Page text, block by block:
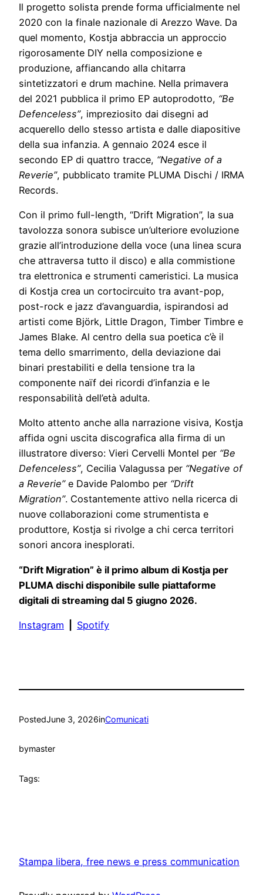
Il progetto solista prende forma ufficialmente nel
2020 con la finale nazionale di Arezzo Wave. Da
quel momento, Kostja abbraccia un approccio
rigorosamente DIY nella composizione e
produzione, affiancando alla chitarra
sintetizzatori e drum machine. Nella primavera
del 2021 pubblica il primo EP autoprodotto, “Be
Defenceless”, impreziosito dai disegni ad
acquerello dello stesso artista e dalle diapositive
della sua infanzia. A gennaio 2024 esce il
secondo EP di quattro tracce, “Negative of a
Reverie”, pubblicato tramite PLUMA Dischi / IRMA
Records.
Con il primo full-length, “Drift Migration”, la sua
tavolozza sonora subisce un’ulteriore evoluzione
grazie all’introduzione della voce (una linea scura
che attraversa tutto il disco) e alla commistione
tra elettronica e strumenti cameristici. La musica
di Kostja crea un cortocircuito tra avant-pop,
post-rock e jazz d’avanguardia, ispirandosi ad
artisti come Björk, Little Dragon, Timber Timbre e
James Blake. Al centro della sua poetica c’è il
tema dello smarrimento, della deviazione dai
binari prestabiliti e della tensione tra la
componente naïf dei ricordi d’infanzia e le
responsabilità dell’età adulta.
Molto attento anche alla narrazione visiva, Kostja
affida ogni uscita discografica alla firma di un
illustratore diverso: Vieri Cervelli Montel per “Be
Defenceless”, Cecilia Valagussa per “Negative of
a Reverie”e Davide Palombo per “Drift
Migration”. Costantemente attivo nella ricerca di
nuove collaborazioni come strumentista e
produttore, Kostja si rivolge a chi cerca territori
sonori ancora inesplorati.
“Drift Migration” è il primo album di Kostja per
PLUMA dischi disponibile sulle piattaforme
digitali di streaming dal 5 giugno 2026.
Instagram Spotify
PostedJune 3, 2026inComunicati
bymaster
Tags:
Stampa libera, free news e press communication